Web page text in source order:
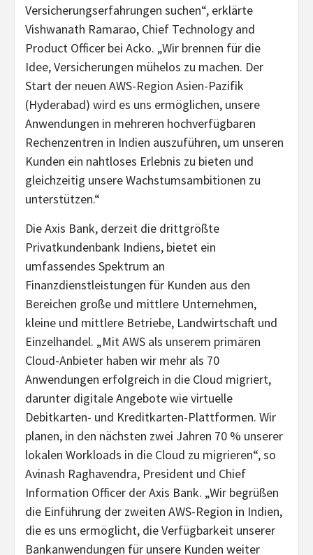
Versicherungserfahrungen suchen“, erklärte
Vishwanath Ramarao, Chief Technology and
Product Officer bei Acko. „Wir brennen für die
Idee, Versicherungen mühelos zu machen. Der
Start der neuen AWS-Region Asien-Pazifik
(Hyderabad) wird es uns ermöglichen, unsere
Anwendungen in mehreren hochverfügbaren
Rechenzentren in Indien auszuführen, um unseren
Kunden ein nahtloses Erlebnis zu bieten und
gleichzeitig unsere Wachstumsambitionen zu
unterstützen.“
Die Axis Bank, derzeit die drittgrößte
Privatkundenbank Indiens, bietet ein
umfassendes Spektrum an
Finanzdienstleistungen für Kunden aus den
Bereichen große und mittlere Unternehmen,
kleine und mittlere Betriebe, Landwirtschaft und
Einzelhandel. „Mit AWS als unserem primären
Cloud-Anbieter haben wir mehr als 70
Anwendungen erfolgreich in die Cloud migriert,
darunter digitale Angebote wie virtuelle
Debitkarten- und Kreditkarten-Plattformen. Wir
planen, in den nächsten zwei Jahren 70 % unserer
lokalen Workloads in die Cloud zu migrieren“, so
Avinash Raghavendra, President und Chief
Information Officer der Axis Bank. „Wir begrüßen
die Einführung der zweiten AWS-Region in Indien,
die es uns ermöglicht, die Verfügbarkeit unserer
Bankanwendungen für unsere Kunden weiter